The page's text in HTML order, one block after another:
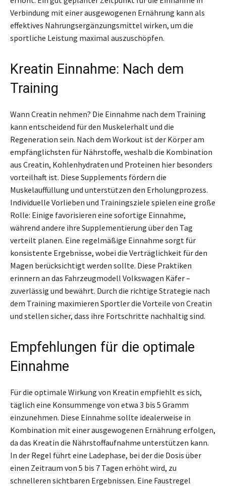
Verbindung mit einer ausgewogenen Ernährung kann als
effektives Nahrungsergänzungsmittel wirken, um die
sportliche Leistung maximal auszuschöpfen.
Kreatin Einnahme: Nach dem
Training
Wann Creatin nehmen? Die Einnahme nach dem Training
kann entscheidend für den Muskelerhalt und die
Regeneration sein. Nach dem Workout ist der Körper am
empfänglichsten für Nährstoffe, weshalb die Kombination
aus Creatin, Kohlenhydraten und Proteinen hier besonders
vorteilhaft ist. Diese Supplements fördern die
Muskelauffüllung und unterstützen den Erholungprozess.
Individuelle Vorlieben und Trainingsziele spielen eine große
Rolle: Einige favorisieren eine sofortige Einnahme,
während andere ihre Supplementierung über den Tag
verteilt planen. Eine regelmäßige Einnahme sorgt für
konsistente Ergebnisse, wobei die Verträglichkeit für den
Magen berücksichtigt werden sollte. Diese Praktiken
erinnern an das Fahrzeugmodell Volkswagen Käfer –
zuverlässig und bewährt. Durch die richtige Strategie nach
dem Training maximieren Sportler die Vorteile von Creatin
und stellen sicher, dass ihre Fortschritte nachhaltig sind.
Empfehlungen für die optimale
Einnahme
Für die optimale Wirkung von Kreatin empfiehlt es sich,
täglich eine Konsummenge von etwa 3 bis 5 Gramm
einzunehmen. Diese Einnahme sollte idealerweise in
Kombination mit einer ausgewogenen Ernährung erfolgen,
da das Kreatin die Nährstoffaufnahme unterstützen kann.
In der Regel führt eine Ladephase, bei der die Dosis über
einen Zeitraum von 5 bis 7 Tagen erhöht wird, zu
schnelleren sichtbaren Ergebnissen. Eine Faustregel